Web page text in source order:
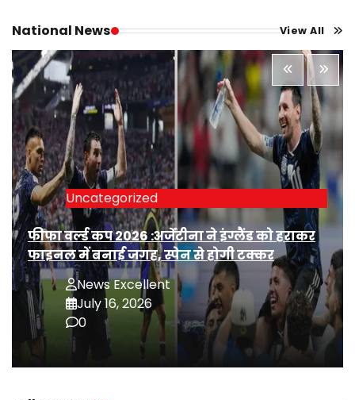
National News View All
Uncategorized
फीफा वर्ल्ड कप 2026 :अर्जेंटीना ने इंग्लैंड को हराकर
फाइनल में बनाई जगह, स्पेन से होगी टक्कर
News Excellent
July 16, 2026
0